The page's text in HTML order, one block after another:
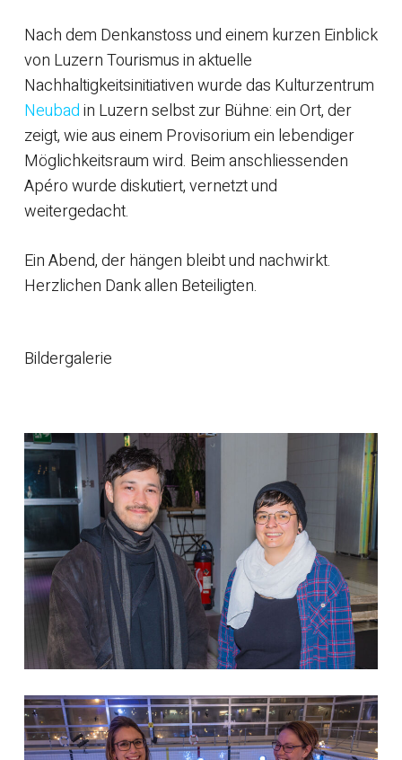
Nach dem Denkanstoss und einem kurzen Einblick
von Luzern Tourismus in aktuelle
Nachhaltigkeitsinitiativen wurde das Kulturzentrum
Neubadin Luzern selbst zur Bühne: ein Ort, der
zeigt, wie aus einem Provisorium ein lebendiger
Möglichkeitsraum wird. Beim anschliessenden
Apéro wurde diskutiert, vernetzt und
weitergedacht.
Ein Abend, der hängen bleibt und nachwirkt.
Herzlichen Dank allen Beteiligten.
Bildergalerie